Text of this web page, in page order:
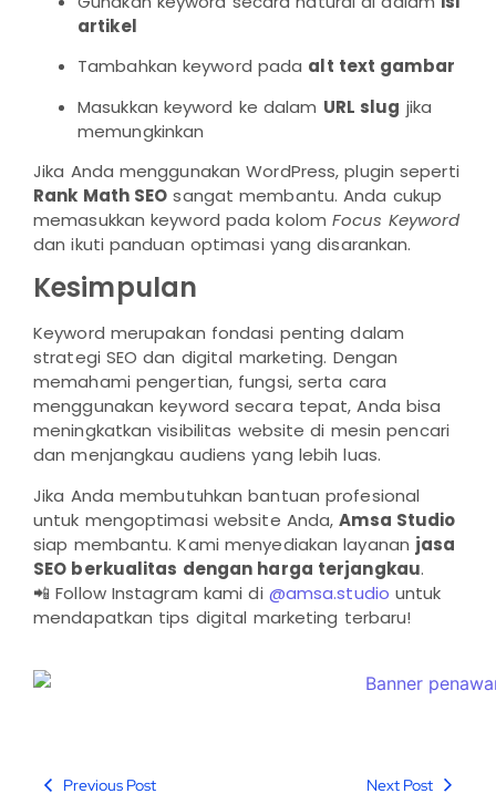
artikel
Tambahkan keyword pada alt text gambar
Masukkan keyword ke dalam URL slug jika
memungkinkan
Jika Anda menggunakan WordPress, plugin seperti
Rank Math SEO sangat membantu. Anda cukup
memasukkan keyword pada kolomFocus Keyword
dan ikuti panduan optimasi yang disarankan.
Kesimpulan
Keyword merupakan fondasi penting dalam
strategi SEO dan digital marketing. Dengan
memahami pengertian, fungsi, serta cara
menggunakan keyword secara tepat, Anda bisa
meningkatkan visibilitas website di mesin pencari
dan menjangkau audiens yang lebih luas.
Jika Anda membutuhkan bantuan profesional
untuk mengoptimasi website Anda,Amsa Studio
siap membantu. Kami menyediakan layanan jasa
SEO berkualitas dengan harga terjangkau.
📲 Follow Instagram kami di @amsa.studio untuk
mendapatkan tips digital marketing terbaru!
Previous Post Next Post